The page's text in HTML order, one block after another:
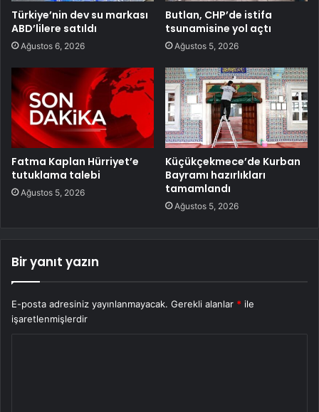
Türkiye’nin dev su markası
ABD’lilere satıldı
Ağustos 6, 2026
Butlan, CHP’de istifa
tsunamisine yol açtı
Ağustos 5, 2026
Fatma Kaplan Hürriyet’e
tutuklama talebi
Ağustos 5, 2026
Küçükçekmece’de Kurban
Bayramı hazırlıkları
tamamlandı
Ağustos 5, 2026
Bir yanıt yazın
E-posta adresiniz yayınlanmayacak. Gerekli alanlar * ile
işaretlenmişlerdir